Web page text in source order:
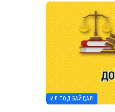
ИЛ ТОД БАЙДАЛ